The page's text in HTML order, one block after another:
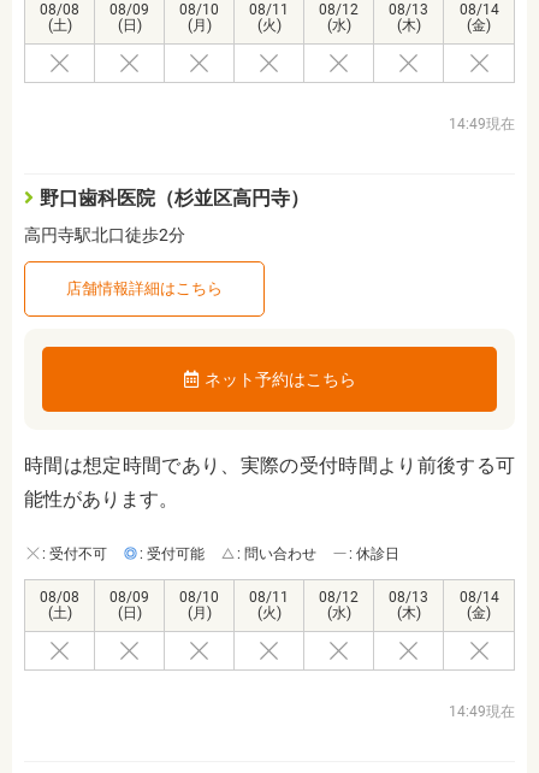
08/08
(土)
08/09
(日)
08/10
(月)
08/11
(火)
08/12
(水)
08/13
(木)
08/14
(金)
14:49現在
野口歯科医院（杉並区高円寺）
高円寺駅北口徒歩2分
店舗情報詳細はこちら
ネット予約はこちら
時間は想定時間であり、実際の受付時間より前後する可
能性があります。
: 受付不可 : 受付可能 : 問い合わせ : 休診日
08/08
(土)
08/09
(日)
08/10
(月)
08/11
(火)
08/12
(水)
08/13
(木)
08/14
(金)
14:49現在